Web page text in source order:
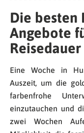
Die besten
Angebote
Reisedauer
Eine Woche in
Auszeit, um die
farbenfrohe
einzutauchen und
zwei Wochen